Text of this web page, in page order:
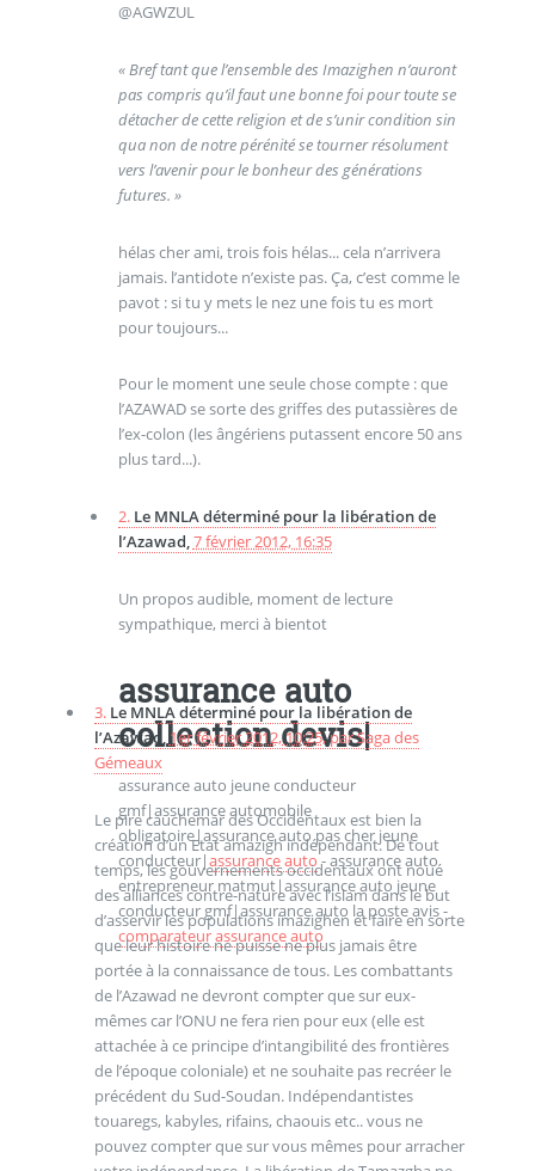
@AGWZUL
« Bref tant que l’ensemble des Imazighen n’auront
pas compris qu’il faut une bonne foi pour toute se
détacher de cette religion et de s’unir condition sin
qua non de notre pérénité se tourner résolument
vers l’avenir pour le bonheur des générations
futures. »
hélas cher ami, trois fois hélas... cela n’arrivera
jamais. l’antidote n’existe pas. Ça, c’est comme le
pavot : si tu y mets le nez une fois tu es mort
pour toujours...
Pour le moment une seule chose compte : que
l’AZAWAD se sorte des griffes des putassières de
l’ex-colon (les ângériens putassent encore 50 ans
plus tard...).
2. Le MNLA déterminé pour la libération de
l’Azawad,7 février 2012, 16:35
Un propos audible, moment de lecture
sympathique, merci à bientot
assurance auto
collection devis|
assurance auto jeune conducteur
gmf|assurance automobile
obligatoire|assurance auto pas cher jeune
conducteur|assurance auto- assurance auto
entrepreneur matmut|assurance auto jeune
conducteur gmf|assurance auto la poste avis -
comparateur assurance auto
3. Le MNLA déterminé pour la libération de
l’Azawad, 1er février 2012, 10:25,parSaga des
Gémeaux
Le pire cauchemar des Occidentaux est bien la
création d’un Etat amazigh indépendant. De tout
temps, les gouvernements occidentaux ont noué
des alliances contre-nature avec l’islam dans le but
d’asservir les populations imazighen et faire en sorte
que leur histoire ne puisse ne plus jamais être
portée à la connaissance de tous. Les combattants
de l’Azawad ne devront compter que sur eux-
mêmes car l’ONU ne fera rien pour eux (elle est
attachée à ce principe d’intangibilité des frontières
de l’époque coloniale) et ne souhaite pas recréer le
précédent du Sud-Soudan. Indépendantistes
touaregs, kabyles, rifains, chaouis etc.. vous ne
pouvez compter que sur vous mêmes pour arracher